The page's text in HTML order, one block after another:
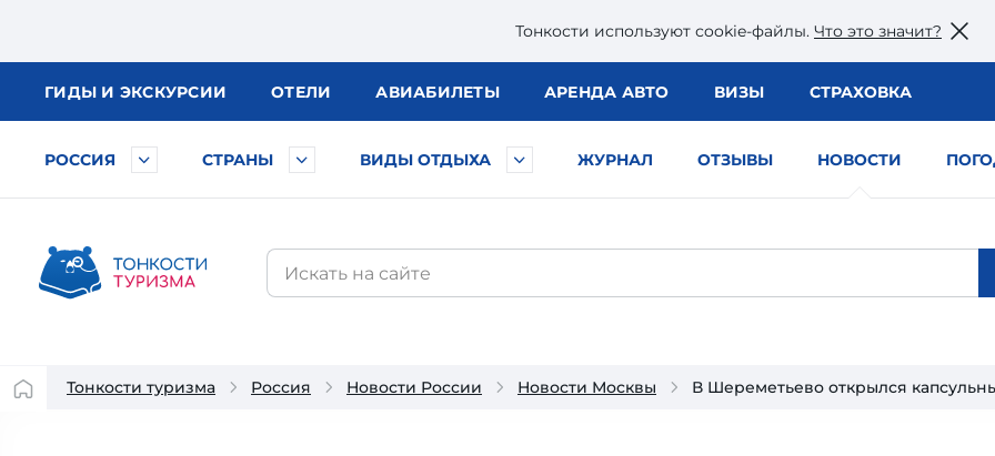
Тонкости используют сookie-файлы. Что это значит?
ГИДЫ И ЭКСКУРСИИ ОТЕЛИ АВИАБИЛЕТЫ АРЕНДА АВТО ВИЗЫ СТРАХОВКА
РОССИЯ СТРАНЫ ВИДЫ ОТДЫХА ЖУРНАЛ ОТЗЫВЫ НОВОСТИ
Тонкости туризма Россия Новости России Новости Москвы В Шереметьево открылся